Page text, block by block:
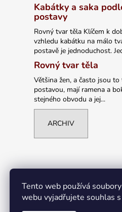
Tento web používá
webu vyjadřujete souhlas
Kabátky a saka
postavy
Rovný tvar těla Klíčem k
vzhledu kabátku na málo
postavě je jednoduchost.
Rovný tvar těla
Většina žen, a často jsou
postavou, mají ramena a
stejného obvodu a jej...
ARCHIV